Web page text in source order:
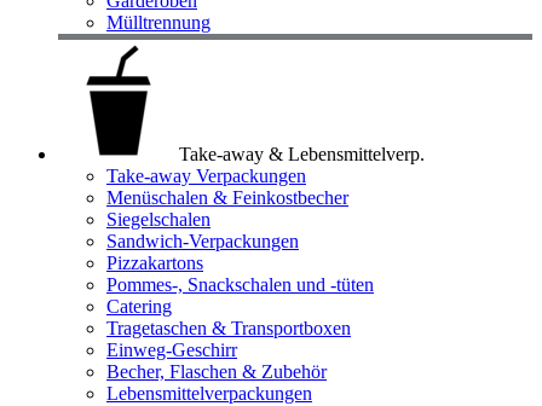
Mülltrennung
Take-away & Lebensmittelverp.
Take-away Verpackungen
Menüschalen & Feinkostbecher
Siegelschalen
Sandwich-Verpackungen
Pizzakartons
Pommes-, Snackschalen und -tüten
Catering
Tragetaschen & Transportboxen
Einweg-Geschirr
Becher, Flaschen & Zubehör
Lebensmittelverpackungen